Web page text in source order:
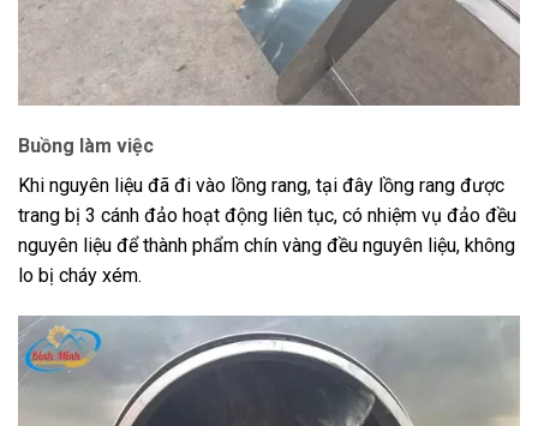
Buồng làm việc
Khi nguyên liệu đã đi vào lồng rang, tại đây lồng rang được
trang bị 3 cánh đảo hoạt động liên tục, có nhiệm vụ đảo đều
nguyên liệu để thành phẩm chín vàng đều nguyên liệu, không
lo bị cháy xém.